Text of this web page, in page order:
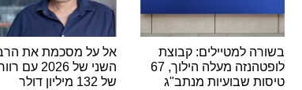
בשורה למטיילים: קבוצת
לופטהנזה מעלה הילוך, 67
טיסות שבועיות מנתב"ג
אל על מסכמת את הרבעון
השני של 2026 עם רווח נקי